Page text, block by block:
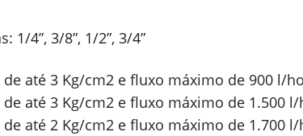
1/4”, 3/8”, 1/2”, 3/4”
de até 3 Kg/cm2 e fluxo máximo de 900 l/
até 3 Kg/cm2 e fluxo máximo de 1.500 l/
de até 2 Kg/cm2 e fluxo máximo de 1.700